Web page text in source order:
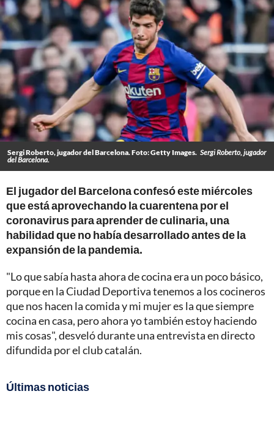
Sergi Roberto, jugador del Barcelona. Foto: Getty Images. Sergi Roberto, jugador
del Barcelona.
El jugador del Barcelona confesó este miércoles
que está aprovechando la cuarentena por el
coronavirus para aprender de culinaria, una
habilidad que no había desarrollado antes de la
expansión de la pandemia.
"Lo que sabía hasta ahora de cocina era un poco básico,
porque en la Ciudad Deportiva tenemos a los cocineros
que nos hacen la comida y mi mujer es la que siempre
cocina en casa, pero ahora yo también estoy haciendo
mis cosas", desveló durante una entrevista en directo
difundida por el club catalán.
Últimas noticias